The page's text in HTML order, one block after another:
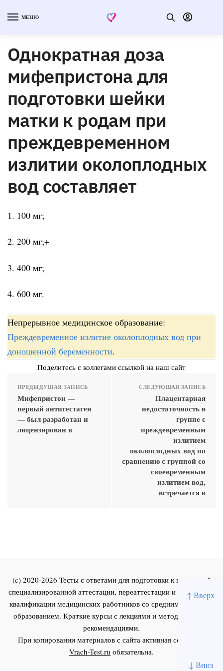
↑ Вверх
↓ Вниз
МЕНЮ
Однократная доза
мифепристона для
подготовки шейки
матки к родам при
преждевременном
излитии околоплодных
вод составляет
1. 100 мг;
2. 200 мг;+
3. 400 мг;
4. 600 мг.
Непрерывное медицинское образование:
Преждевременное излитие околоплодных вод при
доношенной беременности.
Поделитесь с коллегами ссылкой на наш сайт
ПРЕДЫДУЩАЯ ЗАПИСЬ
Мифепристон —
первый антигестаген
— был разработан и
лицензирован в
СЛЕДУЮЩАЯ ЗАПИСЬ
Плацентарная
недостаточность в
группе с
преждевременным
излитием
околоплодных вод по
сравнению с группой со
своевременным
излитием вод,
встречается в
(c) 2020-2026 Тесты с ответами для подготовки к первичной
специализированной аттестации, переаттестации и повышения
квалификации медицинских работников со средним и высшим
образованием. Краткие курсы с лекциями и методическими
рекомендациями.
При копировании материалов с сайта активная ссылка на
Vrach-Test.ru обязательна.